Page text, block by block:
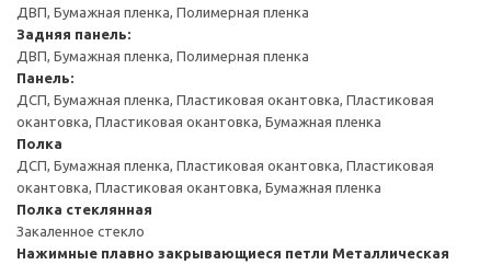
ДВП, Бумажная пленка, Полимерная пленка
Задняя панель:
ДВП, Бумажная пленка, Полимерная пленка
Панель:
ДСП, Бумажная пленка, Пластиковая окантовка, Пластиковая
окантовка, Пластиковая окантовка, Бумажная пленка
Полка
ДСП, Бумажная пленка, Пластиковая окантовка, Пластиковая
окантовка, Пластиковая окантовка, Бумажная пленка
Полка стеклянная
Закаленное стекло
Нажимные плавно закрывающиеся петли Металлическая